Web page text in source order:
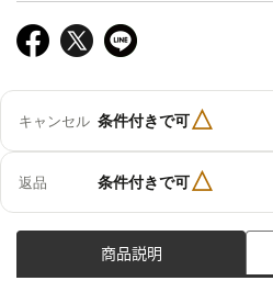
キャンセル 条件付きで可△
返品 条件付きで可△
商品説明